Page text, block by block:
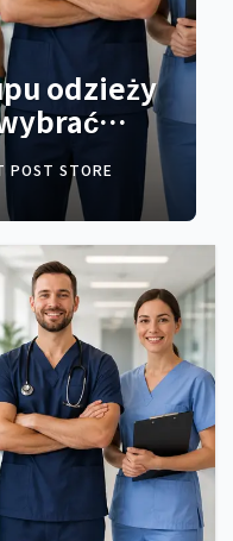
odzieży
pracy
POST STORE